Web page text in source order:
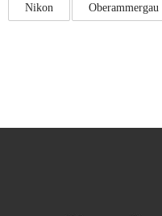
Nikon Oberammergau